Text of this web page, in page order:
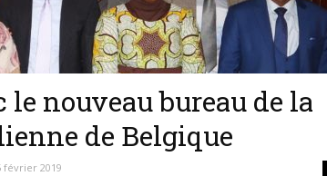
le nouveau bureau de la
de Belgique
février 2019